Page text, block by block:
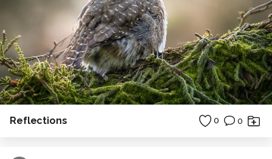
Reflections 0 0